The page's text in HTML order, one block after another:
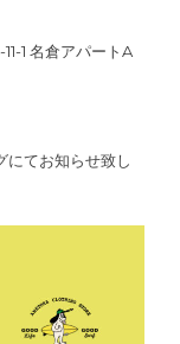
1 名倉アパートA
にてお知らせ致し